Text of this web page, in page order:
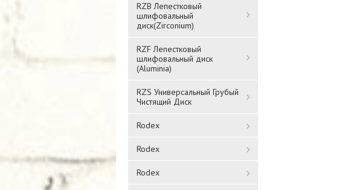
RZB Лепестковый
шлифовальный
диск(Zirconium)
RZF Лепестковый
шлифовальный диск
(Aluminia)
RZS Универсальный Грубый
Чистящий Диск
Rodex
Rodex
Rodex